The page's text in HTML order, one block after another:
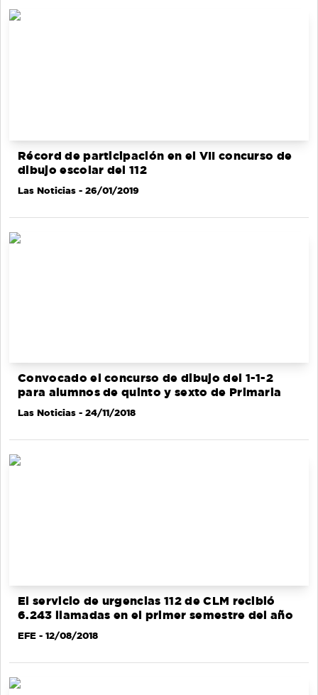
Récord de participación en el VII concurso de
dibujo escolar del 112
Las Noticias - 26/01/2019
Convocado el concurso de dibujo del 1-1-2
para alumnos de quinto y sexto de Primaria
Las Noticias - 24/11/2018
El servicio de urgencias 112 de CLM recibió
6.243 llamadas en el primer semestre del año
EFE - 12/08/2018